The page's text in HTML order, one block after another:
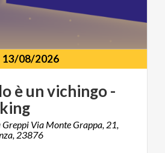
13/08/2026
èunvichingo-
Via Monte Grappa, 21,
23876